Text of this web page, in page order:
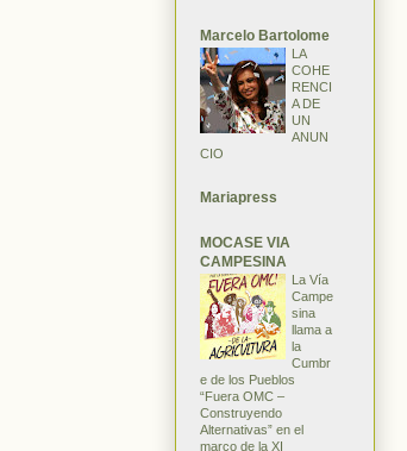
Marcelo Bartolome
LA
COHE
RENCI
A DE
UN
ANUN
CIO
Mariapress
MOCASE VIA
CAMPESINA
La Vía
Campe
sina
llama a
la
Cumbr
e de los Pueblos
“Fuera OMC –
Construyendo
Alternativas” en el
marco de la XI